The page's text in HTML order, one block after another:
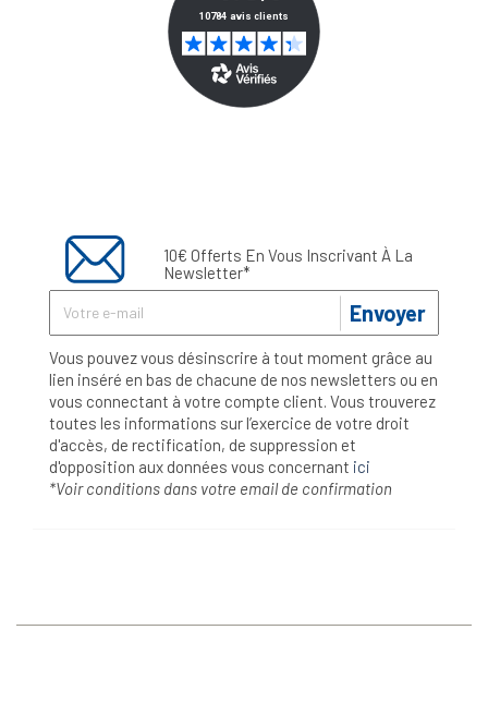
10€ Offerts En Vous Inscrivant À La
Newsletter*
Envoyer
Vous pouvez vous désinscrire à tout moment grâce au
lien inséré en bas de chacune de nos newsletters ou en
vous connectant à votre compte client. Vous trouverez
toutes les informations sur l’exercice de votre droit
d'accès, de rectification, de suppression et
d'opposition aux données vous concernant ici
*Voir conditions dans votre email de confirmation